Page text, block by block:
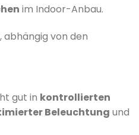
im Indoor-Anbau.
abhängig von den
gut in kontrollierten
Beleuchtung und